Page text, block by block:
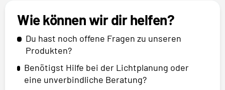
Wie können wir dir helfen?
Du hast noch offene Fragen zu unseren
Produkten?
Benötigst Hilfe bei der Lichtplanung oder
eine unverbindliche Beratung?